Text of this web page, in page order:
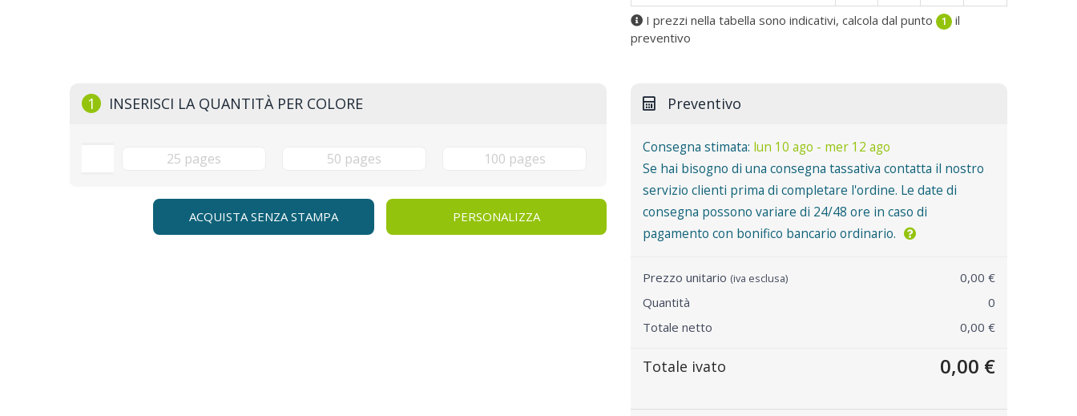
I prezzi nella tabella sono indicativi, calcola dal punto 1
il
preventivo
1 INSERISCI LA QUANTITÀ PER COLORE
PERSONALIZZA
ACQUISTA SENZA STAMPA
Preventivo
Consegna stimata: lun 10 ago - mer 12 ago
Se hai bisogno di una consegna tassativa contatta il nostro
servizio clienti prima di completare l'ordine. Le date di
consegna possono variare di 24/48 ore in caso di
pagamento con bonifico bancario ordinario.
Prezzo unitario (iva esclusa)
0,00 €
Quantità
0
Totale netto
0,00 €
Totale ivato 0,00 €